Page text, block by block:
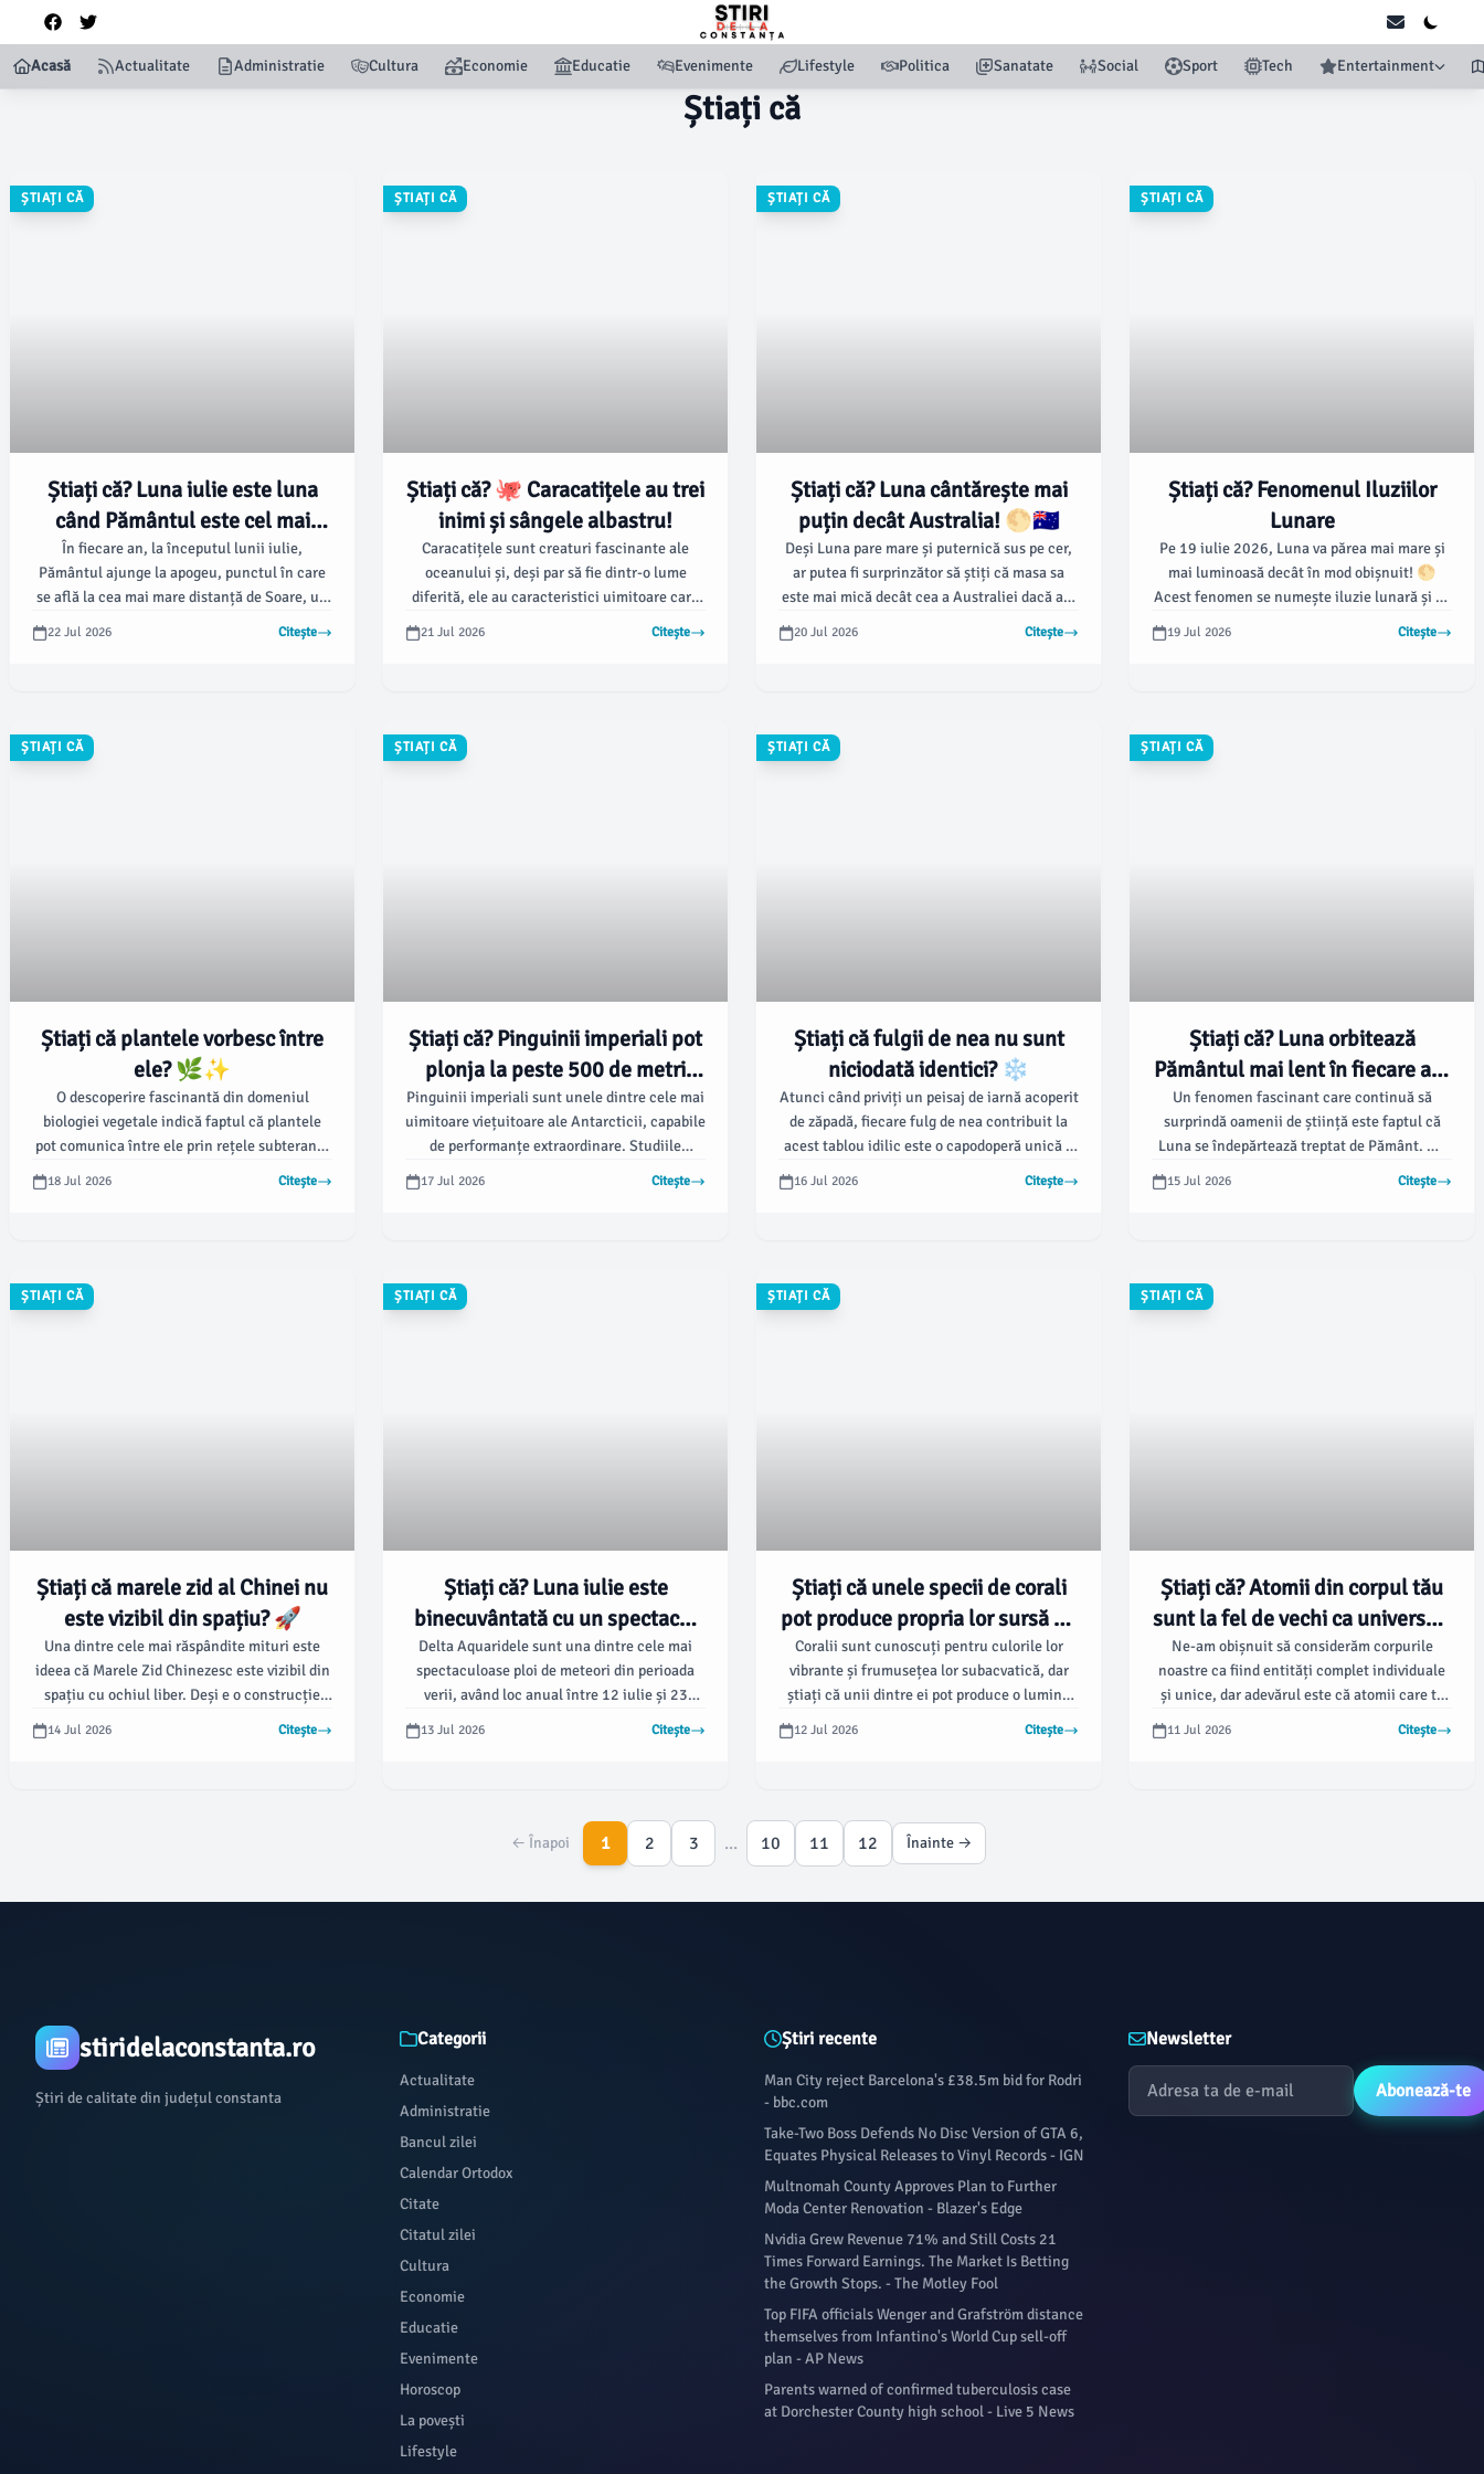
Acasă Actualitate Administratie Cultura Economie Educatie Evenimente Lifestyle Politica Sanatate Social Sport Tech Entertainment
Știați că
ȘTIAȚI CĂ
Știați că? Luna iulie este luna
când Pământul este cel mai
departe de Soare! 🚀
În fiecare an, la începutul lunii iulie,
Pământul ajunge la apogeu, punctul în care
se află la cea mai mare distanță de Soare, un
fenomen cunoscut sub numele de afeliu. În
acest moment, Pământul se află la o distanță
22 Jul 2026 Citește
ȘTIAȚI CĂ
Știați că? 🐙 Caracatițele au trei
inimi și sângele albastru!
Caracatițele sunt creaturi fascinante ale
oceanului și, deși par să fie dintr-o lume
diferită, ele au caracteristici uimitoare care
le fac să fie deosebit de speciale. 🐙 Cu trei
inimi și sânge albastru, caracatițele sunt un
21 Jul 2026 Citește
ȘTIAȚI CĂ
Știați că? Luna cântărește mai
puțin decât Australia! 🌕🇦🇺
Deși Luna pare mare și puternică sus pe cer,
ar putea fi surprinzător să știți că masa sa
este mai mică decât cea a Australiei dacă am
terestru! Această curiozitate uimitoare ne
20 Jul 2026 Citește
ȘTIAȚI CĂ
Știați că? Fenomenul Iluziilor
Lunare
Pe 19 iulie 2026, Luna va părea mai mare și
mai luminoasă decât în mod obișnuit! 🌕
Acest fenomen se numește iluzie lunară și se
întâmplă atunci când Luna pare mai mare în
apropierea orizontului decât atunci când este
19 Jul 2026 Citește
ȘTIAȚI CĂ
Știați că plantele vorbesc între
ele? 🌿✨
O descoperire fascinantă din domeniul
biologiei vegetale indică faptul că plantele
pot comunica între ele prin rețele subterane.
Acest fenomen uimitor, cunoscut sub numele
de Wood Wide Web, constă într-un sistem de
18 Jul 2026 Citește
ȘTIAȚI CĂ
Știați că? Pinguinii imperiali pot
plonja la peste 500 de metri
adâncime! 🐧🌊
Pinguinii imperiali sunt unele dintre cele mai
uimitoare viețuitoare ale Antarcticii, capabile
de performanțe extraordinare. Studiile
recente au demonstrat că acești pinguini pot
să plonjeze la adâncimi de până la 565 de
17 Jul 2026 Citește
ȘTIAȚI CĂ
Știați că fulgii de nea nu sunt
niciodată identici? ❄️
Atunci când priviți un peisaj de iarnă acoperit
de zăpadă, fiecare fulg de nea contribuit la
acest tablou idilic este o capodoperă unică a
asemănător la prima vedere, se spune că nu
16 Jul 2026 Citește
ȘTIAȚI CĂ
Știați că? Luna orbitează
Pământul mai lent în fiecare an!
🌕🐢
Un fenomen fascinant care continuă să
surprindă oamenii de știință este faptul că
Luna se îndepărtează treptat de Pământ. 🪐
15 Jul 2026 Citește
ȘTIAȚI CĂ
Știați că marele zid al Chinei nu
este vizibil din spațiu? 🚀
Una dintre cele mai răspândite mituri este
ideea că Marele Zid Chinezesc este vizibil din
spațiu cu ochiul liber. Deși e o construcție
21.000 de kilometri, realitatea este că marele
14 Jul 2026 Citește
ȘTIAȚI CĂ
Știați că? Luna iulie este
binecuvântată cu un spectacol
celest numit Delta Aquaridele
🌌✨
Delta Aquaridele sunt una dintre cele mai
spectaculoase ploi de meteori din perioada
verii, având loc anual între 12 iulie și 23
august, atingând apogeul în jurul datei de 28-
29 iulie. Acestea sunt denumite astfel
13 Jul 2026 Citește
ȘTIAȚI CĂ
Știați că unele specii de corali
pot produce propria lor sursă de
lumină? 💡🐠
Coralii sunt cunoscuți pentru culorile lor
vibrante și frumusețea lor subacvatică, dar
știați că unii dintre ei pot produce o lumină
bioluminiscență și este prezent în anumite
12 Jul 2026 Citește
ȘTIAȚI CĂ
Știați că? Atomii din corpul tău
sunt la fel de vechi ca universul!
💫
Ne-am obișnuit să considerăm corpurile
noastre ca fiind entități complet individuale
și unice, dar adevărul este că atomii care te
compun au o istorie cosmologică fascinantă.
🌌 Aproape fiecare atom din corpul tău a fost
11 Jul 2026 Citește
← Înapoi 1 2 3 ... 10 11 12 Înainte →
stiridelaconstanta.ro
Știri de calitate din județul constanta
Categorii
Actualitate
Administratie
Bancul zilei
Calendar Ortodox
Citate
Citatul zilei
Cultura
Economie
Educatie
Evenimente
Horoscop
La povești
Lifestyle
Știri recente
Man City reject Barcelona's £38.5m bid for Rodri
- bbc.com
Take-Two Boss Defends No Disc Version of GTA 6,
Equates Physical Releases to Vinyl Records - IGN
Multnomah County Approves Plan to Further
Moda Center Renovation - Blazer's Edge
Nvidia Grew Revenue 71% and Still Costs 21
Times Forward Earnings. The Market Is Betting
the Growth Stops. - The Motley Fool
Top FIFA officials Wenger and Grafström distance
themselves from Infantino's World Cup sell-off
plan - AP News
Parents warned of confirmed tuberculosis case
at Dorchester County high school - Live 5 News
Newsletter
Abonează-te